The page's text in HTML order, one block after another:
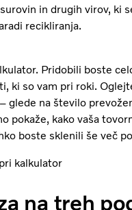
in drugih virov, ki
recikliranja.
Pridobili boste
so vam pri roki.
na število
pokaže, kako vaša
boste sklenili še več
kalkulator
na treh